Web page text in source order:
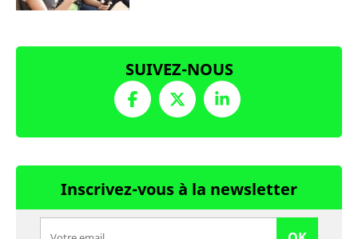
SUIVEZ-NOUS
Inscrivez-vous à la newsletter